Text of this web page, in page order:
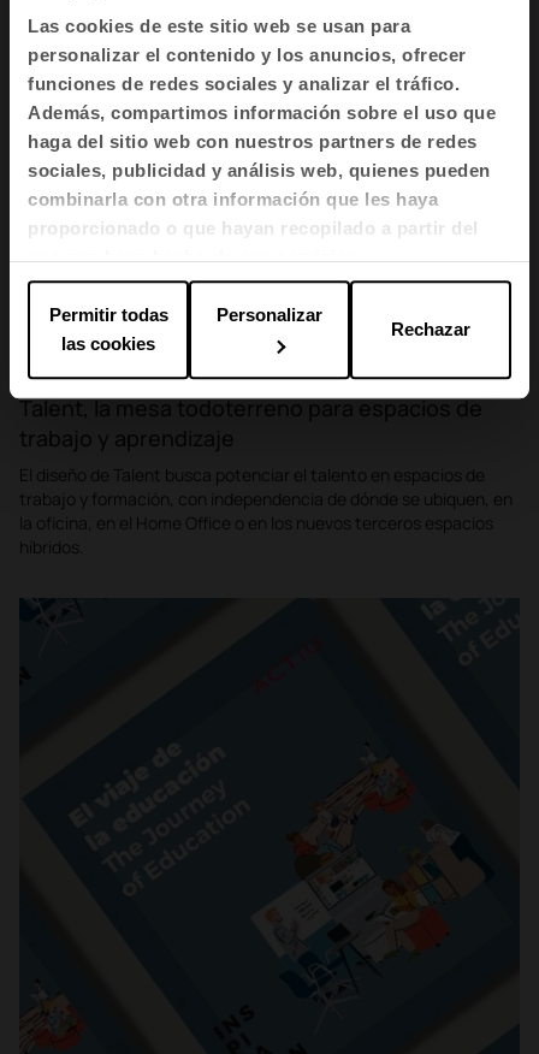
Las cookies de este sitio web se usan para
personalizar el contenido y los anuncios, ofrecer
funciones de redes sociales y analizar el tráfico.
Además, compartimos información sobre el uso que
haga del sitio web con nuestros partners de redes
sociales, publicidad y análisis web, quienes pueden
combinarla con otra información que les haya
proporcionado o que hayan recopilado a partir del
uso que haya hecho de sus servicios.
Permitir todas
las cookies
Personalizar
Rechazar
Educación · Productos
Talent, la mesa todoterreno para espacios de
trabajo y aprendizaje
El diseño de Talent busca potenciar el talento en espacios de
trabajo y formación, con independencia de dónde se ubiquen, en
la oficina, en el Home Office o en los nuevos terceros espacios
híbridos.